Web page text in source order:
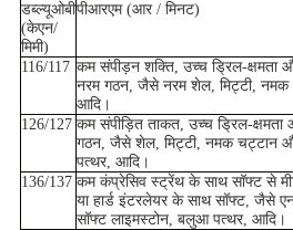
डब्ल्यूओबी
(केएन/
मिमी)
पीआरएम (आर / मिनट)
116/117 कम संपीड़न शक्ति, उच्च ड्रिल-क्षमता
नरम गठन, जैसे नरम शेल, मिट्टी, नमक
आदि।
126/127 कम संपीड़ित ताकत, उच्च ड्रिल-क्षमता
गठन, जैसे शेल, मिट्टी, नमक चट्टान
पत्थर, आदि।
136/137 कम कंप्रेसिव स्ट्रेंथ के साथ सॉफ्ट से
या हार्ड इंटरलेयर के साथ सॉफ्ट, जैसे
सॉफ्ट लाइमस्टोन, बलुआ पत्थर, आदि।